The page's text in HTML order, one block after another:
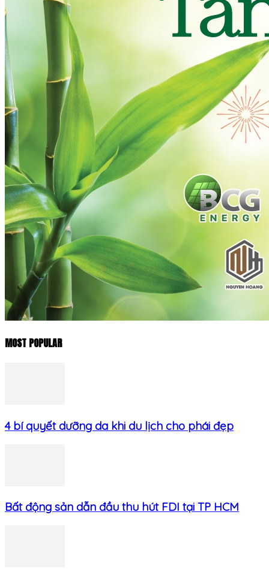
MOST POPULAR
4 bí quyết dưỡng da khi du lịch cho phái đẹp
Bất động sản dẫn đầu thu hút FDI tại TP HCM